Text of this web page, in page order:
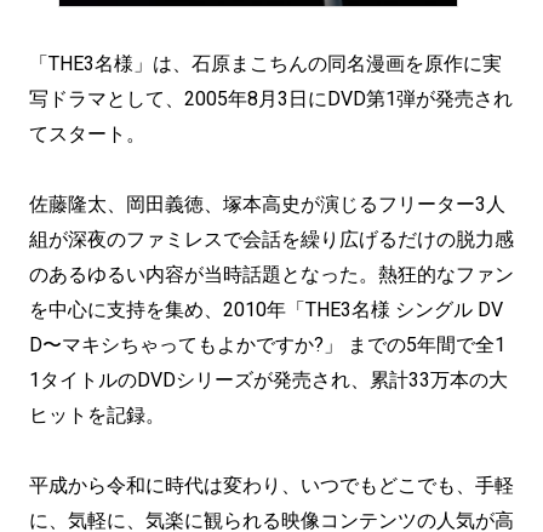
「THE3名様」は、石原まこちんの同名漫画を原作に実
写ドラマとして、2005年8月3日にDVD第1弾が発売され
てスタート。
佐藤隆太、岡田義徳、塚本高史が演じるフリーター3人
組が深夜のファミレスで会話を繰り広げるだけの脱力感
のあるゆるい内容が当時話題となった。熱狂的なファン
を中心に支持を集め、2010年「THE3名様 シングル DV
D〜マキシちゃってもよかですか?」 までの5年間で全1
1タイトルのDVDシリーズが発売され、累計33万本の大
ヒットを記録。
平成から令和に時代は変わり、いつでもどこでも、手軽
に、気軽に、気楽に観られる映像コンテンツの人気が高